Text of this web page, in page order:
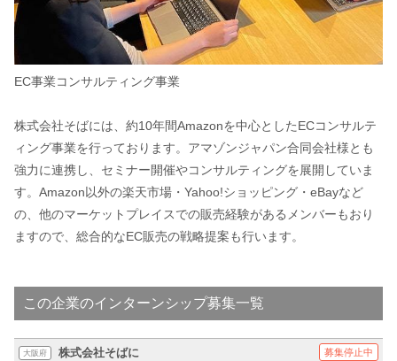
EC事業コンサルティング事業
株式会社そばには、約10年間Amazonを中心としたECコンサルテ
ィング事業を行っております。アマゾンジャパン合同会社様とも
強力に連携し、セミナー開催やコンサルティングを展開していま
す。Amazon以外の楽天市場・Yahoo!ショッピング・eBayなど
の、他のマーケットプレイスでの販売経験があるメンバーもおり
ますので、総合的なEC販売の戦略提案も行います。
この企業のインターンシップ募集一覧
大阪府 株式会社そばに 募集停止中